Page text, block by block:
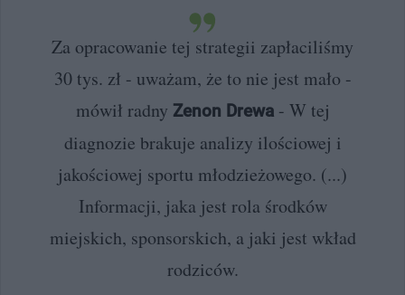
Za opracowanie tej strategii zapłaciliśmy
30 tys. zł - uważam, że to nie jest mało -
mówił radny Zenon Drewa- W tej
diagnozie brakuje analizy ilościowej i
jakościowej sportu młodzieżowego. (...)
Informacji, jaka jest rola środków
miejskich, sponsorskich, a jaki jest wkład
rodziców.